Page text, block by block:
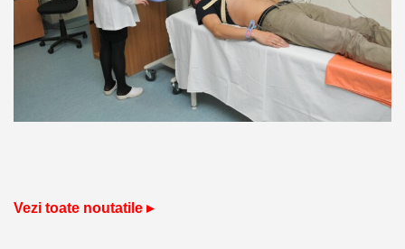
Vezi toate noutatile ▸